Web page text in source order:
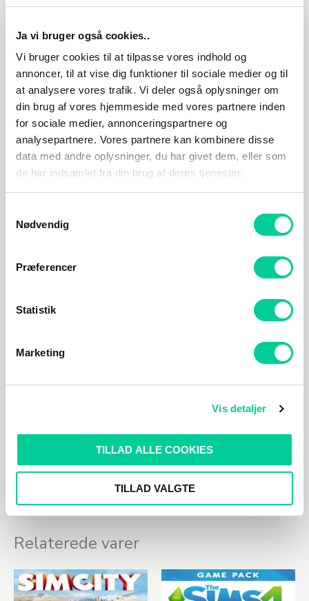
Ja vi bruger også cookies..
Vi bruger cookies til at tilpasse vores indhold og
annoncer, til at vise dig funktioner til sociale medier og til
at analysere vores trafik. Vi deler også oplysninger om
din brug af vores hjemmeside med vores partnere inden
for sociale medier, annonceringspartnere og
analysepartnere. Vores partnere kan kombinere disse
data med andre oplysninger, du har givet dem, eller som
de har indsamlet fra din brug af deres tjenester.
Nødvendig
Præferencer
Statistik
Marketing
Vis detaljer
TILLAD ALLE COOKIES
TILLAD VALGTE
Scenariotilstand – Udvidelse af naturkatastrofer inkluderer
5 færdige scenarier til at udfordre katastrofemestre, med
brugerdefinerede spilmål som f.eks. Startbyer,
vindingsforhold, tidsbegrænsninger, tabende forhold og
mere! Naturkatastrofer -scenarierne udvides til Scenario
Editor, som er en gratis opdatering for alle spillere, der
giver dem mulighed for at oprette og dele deres egne
skræddersyede scenarier
Chirpocalypse Now:
Heck ja, nye hatte til Chirper
Et nyt udsendelsesnetværk introduceres, der hjælper med
hurtigt at sprede evakueringsadvarsler og nødalarm
Relaterede varer